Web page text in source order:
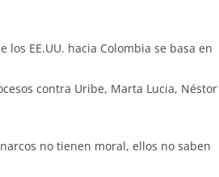
EE.UU. hacia Colombia se basa en
contra Uribe, Marta Lucia, Néstor
no tienen moral, ellos no saben